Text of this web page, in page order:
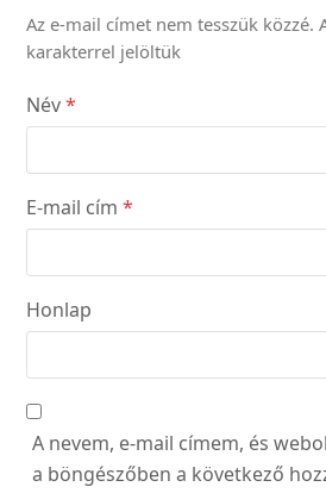
Az e-mail címet nem tesszük közzé.
karakterrel jelöltük
Név*
E-mail cím*
Honlap
A nevem, e-mail címem, és
a böngészőben a következő